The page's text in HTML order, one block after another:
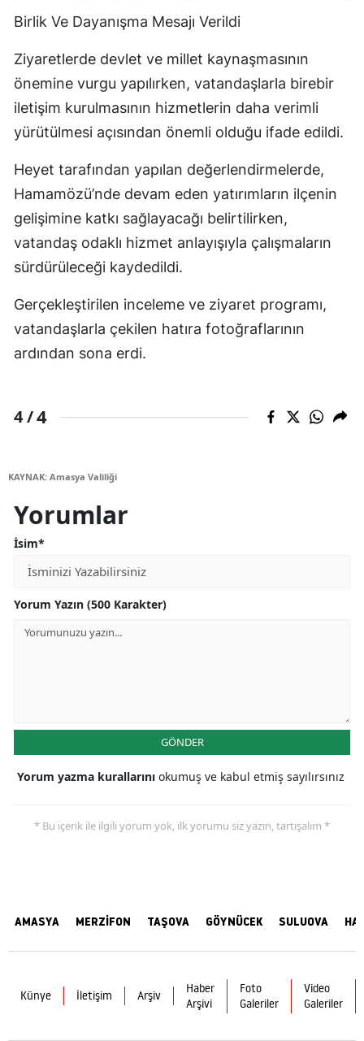
Birlik Ve Dayanışma Mesajı Verildi
Ziyaretlerde devlet ve millet kaynaşmasının
önemine vurgu yapılırken, vatandaşlarla birebir
iletişim kurulmasının hizmetlerin daha verimli
yürütülmesi açısından önemli olduğu ifade edildi.
Heyet tarafından yapılan değerlendirmelerde,
Hamamözü’nde devam eden yatırımların ilçenin
gelişimine katkı sağlayacağı belirtilirken,
vatandaş odaklı hizmet anlayışıyla çalışmaların
sürdürüleceği kaydedildi.
Gerçekleştirilen inceleme ve ziyaret programı,
vatandaşlarla çekilen hatıra fotoğraflarının
ardından sona erdi.
4 /4
KAYNAK: Amasya Valiliği
Yorumlar
İsim*
Yorum Yazın (500 Karakter)
GÖNDER
Yorum yazma kurallarını okumuş ve kabul etmiş sayılırsınız
* Bu içerik ile ilgili yorum yok, ilk yorumu siz yazın, tartışalım *
AMASYA MERZİFON TAŞOVA GÖYNÜCEK SULUOVA
Künye İletişim Arşiv
Haber
Arşivi
Foto
Galeriler
Video
Galeriler